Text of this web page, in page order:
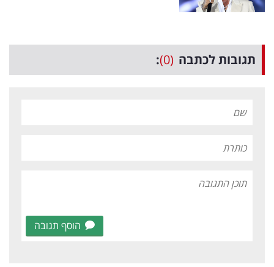
תגובות לכתבה (0)
:
הוסף תגובה